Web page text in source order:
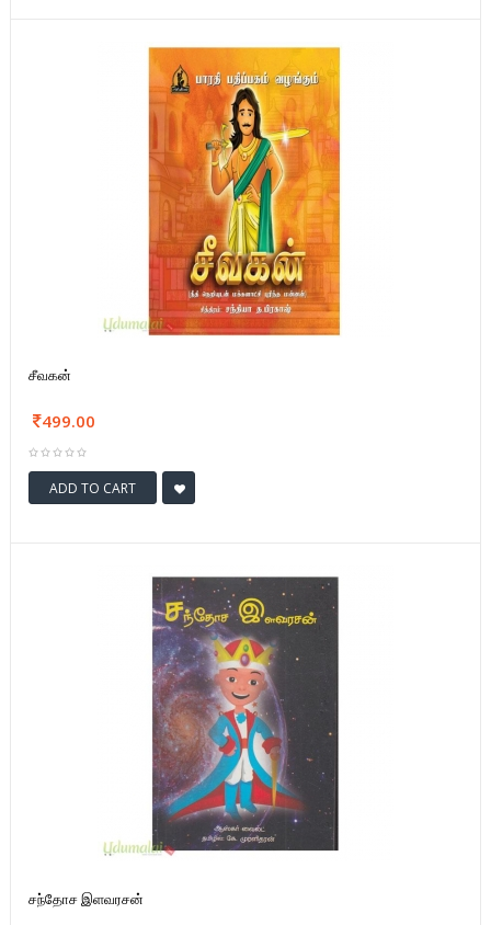
சீவகன்
499.00
ADD TO CART
சந்தோச இளவரசன்